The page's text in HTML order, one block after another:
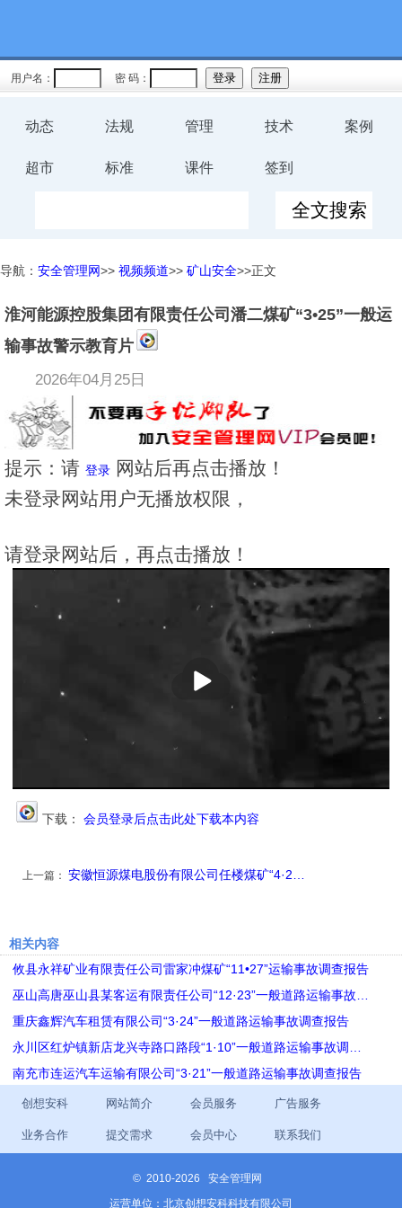
用户名： 密 码：
动态 法规 管理 技术 案例
超市 标准 课件 签到
导航： 安全管理网>> 视频频道>> 矿山安全>>正文
淮河能源控股集团有限责任公司潘二煤矿“3•25”一般运
输事故警示教育片
2026年04月25日
提示：请 登录 网站后再点击播放！
未登录网站用户无播放权限，
请登录网站后，再点击播放！
放
下载： 会员登录后点击此处下载本内容
上一篇： 安徽恒源煤电股份有限公司任楼煤矿“4·2…
相关内容
攸县永祥矿业有限责任公司雷家冲煤矿“11•27”运输事故调查报告
巫山高唐巫山县某客运有限责任公司“12·23”一般道路运输事故…
重庆鑫辉汽车租赁有限公司“3·24”一般道路运输事故调查报告
永川区红炉镇新店龙兴寺路口路段“1·10”一般道路运输事故调…
南充市连运汽车运输有限公司“3·21”一般道路运输事故调查报告
创想安科 网站简介 会员服务 广告服务
业务合作 提交需求 会员中心 联系我们
© 2010-2026 安全管理网
运营单位：北京创想安科科技有限公司